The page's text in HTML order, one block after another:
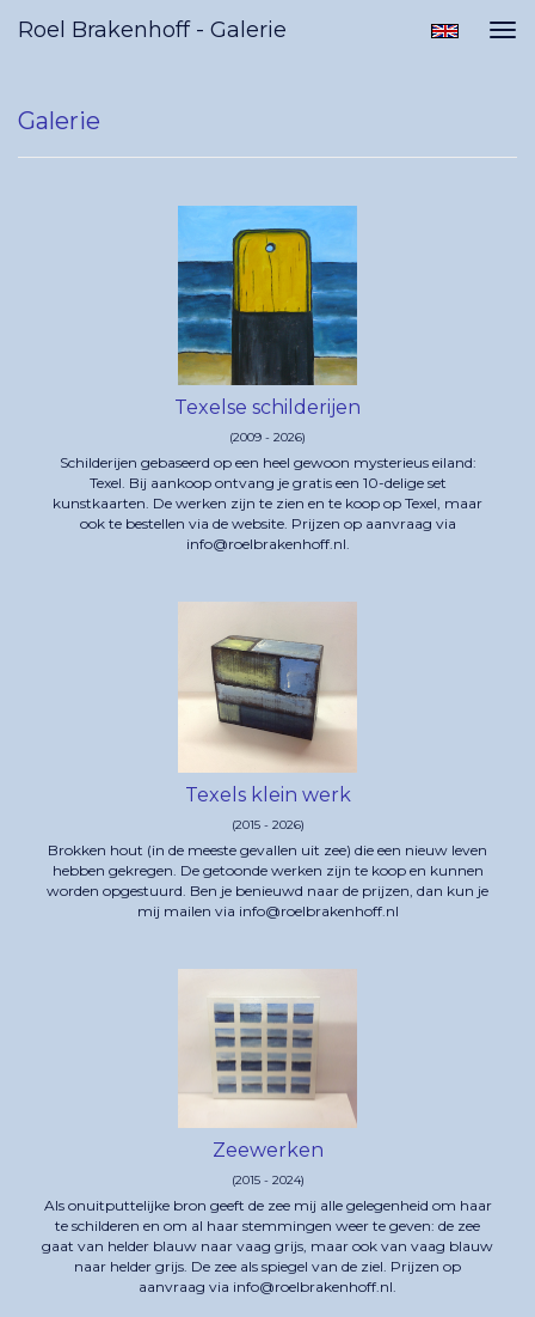
Roel Brakenhoff - Galerie
Galerie
Texelse schilderijen
(2009 - 2026)
Schilderijen gebaseerd op een heel gewoon mysterieus eiland:
Texel. Bij aankoop ontvang je gratis een 10-delige set
kunstkaarten. De werken zijn te zien en te koop op Texel, maar
ook te bestellen via de website. Prijzen op aanvraag via
info@roelbrakenhoff.nl.
Texels klein werk
(2015 - 2026)
Brokken hout (in de meeste gevallen uit zee) die een nieuw leven
hebben gekregen. De getoonde werken zijn te koop en kunnen
worden opgestuurd. Ben je benieuwd naar de prijzen, dan kun je
mij mailen via info@roelbrakenhoff.nl
Zeewerken
(2015 - 2024)
Als onuitputtelijke bron geeft de zee mij alle gelegenheid om haar
te schilderen en om al haar stemmingen weer te geven: de zee
gaat van helder blauw naar vaag grijs, maar ook van vaag blauw
naar helder grijs. De zee als spiegel van de ziel. Prijzen op
aanvraag via info@roelbrakenhoff.nl.